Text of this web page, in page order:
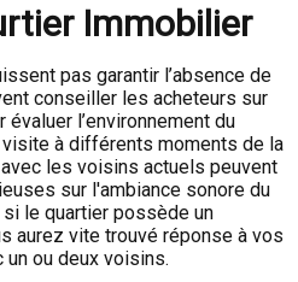
Immobilier
pas garantir l’absence de
conseiller les acheteurs sur
l’environnement du
visite à différents moments de la
les voisins actuels peuvent
sur l'ambiance sonore du
le quartier possède un
aurez vite trouvé réponse à vos
ou deux voisins.